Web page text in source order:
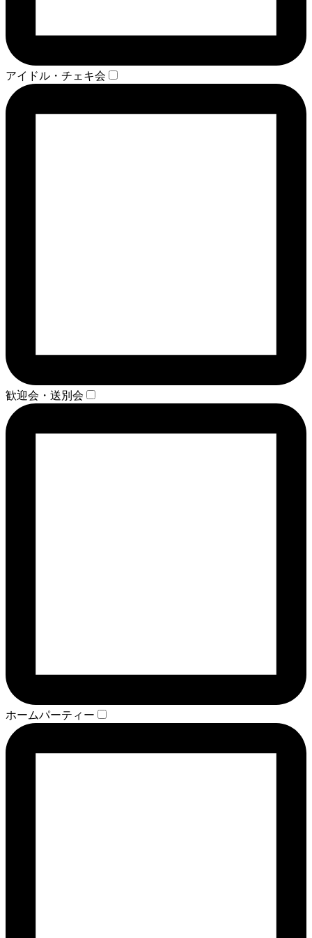
アイドル・チェキ会
歓迎会・送別会
ホームパーティー